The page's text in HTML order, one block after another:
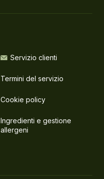
Servizio clienti
Termini del servizio
Cookie policy
Ingredienti e gestione
allergeni